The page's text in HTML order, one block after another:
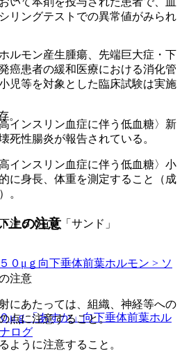
リングテストでの異常値がみられ
。
注５０μｇ「サンド」
０μｇ 向下垂体前葉ホルモン > ソ
μｇ「あすか」向下垂体前葉ホル
ログ
ルモン産生腫瘍、先端巨大症・下
癌患者の緩和医療における消化管
児等を対象とした臨床試験は実施
インスリン血症に伴う低血糖〉新
死性腸炎が報告されている。
インスリン血症に伴う低血糖〉小
に身長、体重を測定すること（成
。
上の注意
注意
にあたっては、組織、神経等への
点に注意すること。
うに注意すること。